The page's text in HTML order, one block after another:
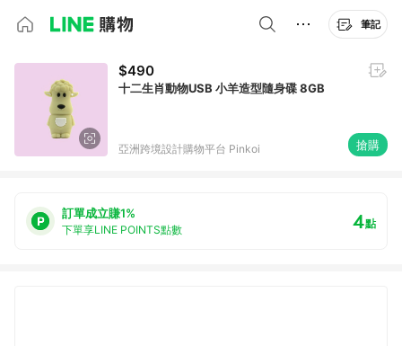
筆記
$490
十二生肖動物USB 小羊造型隨身碟 8GB
亞洲跨境設計購物平台 Pinkoi 搶購
訂單成立賺1%
下單享LINE POINTS點數 4點